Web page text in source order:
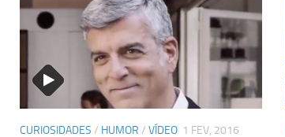
CURIOSIDADES / HUMOR / VÍDEO 1 FEV, 2016